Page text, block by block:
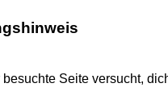
besuchte Seite versucht,